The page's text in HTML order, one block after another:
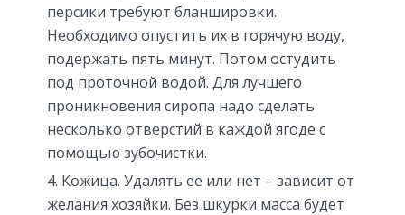
персики требуют бланшировки.
Необходимо опустить их в горячую воду,
подержать пять минут. Потом остудить
под проточной водой. Для лучшего
проникновения сиропа надо сделать
несколько отверстий в каждой ягоде с
помощью зубочистки.
Кожица. Удалять ее или нет – зависит от
желания хозяйки. Без шкурки масса будет